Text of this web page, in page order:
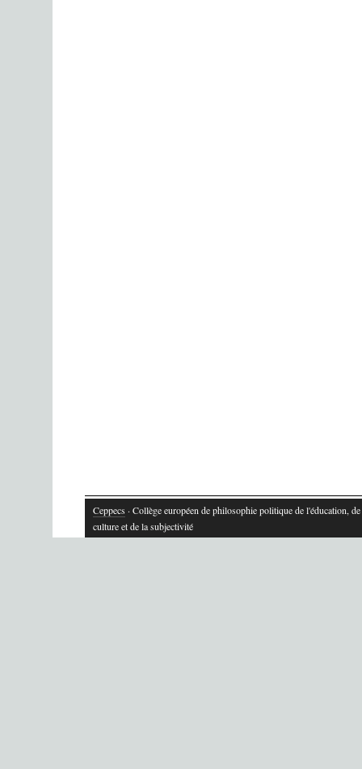
Ceppecs · Collège européen de philosophie politique de l'éducation,
culture et de la subjectivité